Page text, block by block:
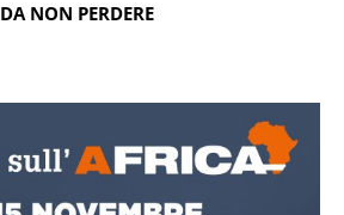
DA NON PERDERE